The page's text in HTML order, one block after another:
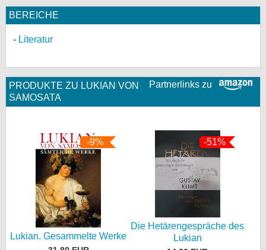
BEREICHE
Literatur
Partnerlinks zu
PRODUKTE ZU LUKIAN VON
SAMOSATA
-9%
Lukian. Gesammelte Werke
-51%
Die Hetärengespräche des
Lukian